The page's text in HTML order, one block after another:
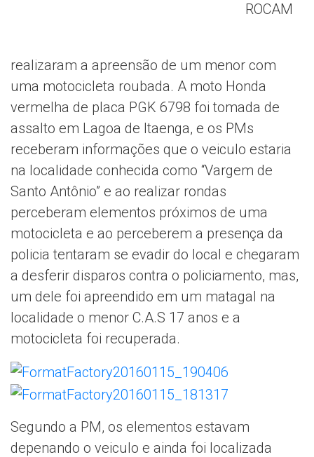
ROCAM
realizaram a apreensão de um menor com
uma motocicleta roubada. A moto Honda
vermelha de placa PGK 6798 foi tomada de
assalto em Lagoa de Itaenga, e os PMs
receberam informações que o veiculo estaria
na localidade conhecida como “Vargem de
Santo Antônio” e ao realizar rondas
perceberam elementos próximos de uma
motocicleta e ao perceberem a presença da
policia tentaram se evadir do local e chegaram
a desferir disparos contra o policiamento, mas,
um dele foi apreendido em um matagal na
localidade o menor C.A.S 17 anos e a
motocicleta foi recuperada.
Segundo a PM, os elementos estavam
depenando o veiculo e ainda foi localizada